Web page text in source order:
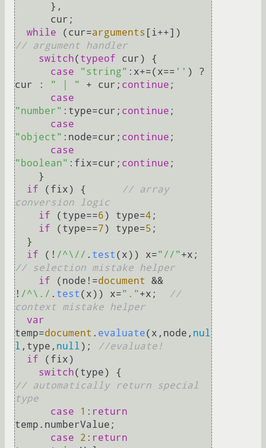
while (cur=arguments
[i++])
// argument handler
switch( typeof cur) {
case
"string" :x+=(x== '' ) ?
cur :
" | " + cur; continue ;
case
"number" :type=cur; continue ;
case
"object" :node=cur; continue ;
case
"boolean" :fix=cur; continue ;
if (fix) {
// array
conversion logic
if (type==6) type=4 ;
if (type==7) type=5 ;
if (! /^\// . test (x)) x="//"
// selection mistake helper
if (node!=document
&&
! /^\./ . test (x)) x="."+x;
//
context mistake helper
var
temp=document . evaluate(x,node, nul
l ,type, null);
//evaluate!
if (fix)
switch
// automatically return special
type
case
1 : return
temp. numberValue ;
case
2 : return